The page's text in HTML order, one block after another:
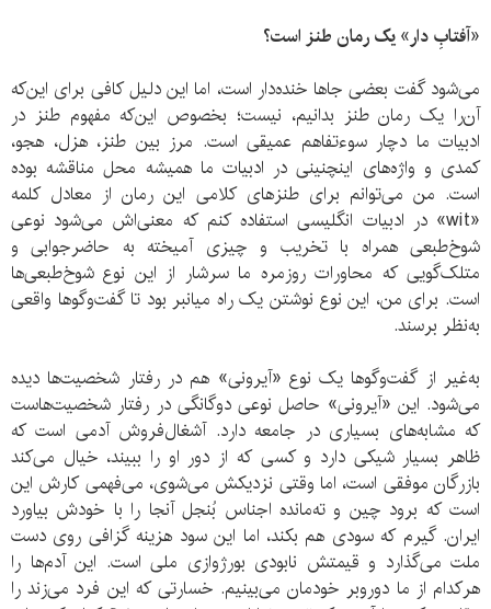
«آفتابِ دار» یک رمان طنز است؟
می‌شود گفت بعضی جاها خنده‌دار است، اما این دلیل کافی برای این‌که
آن‌را یک رمان طنز بدانیم، نیست؛ بخصوص این‌که مفهوم طنز در
ادبیات ما دچار سوءتفاهم عمیقی است. مرز بین طنز، هزل، هجو،
کمدی و واژه‌های اینچنینی در ادبیات ما همیشه محل مناقشه بوده
است. من می‌توانم برای طنزهای کلامی این رمان از معادل کلمه
«wit» در ادبیات انگلیسی استفاده کنم که معنی‌اش می‌شود نوعی
شوخ‌طبعی همراه با تخریب و چیزی آمیخته به حاضرجوابی و
متلک‌گویی که محاورات روزمره ما سرشار از این نوع شوخ‌طبعی‌ها
است. برای من، این نوع نوشتن یک راه میانبر بود تا گفت‌وگوها واقعی
به‌نظر برسند.
به‌غیر از گفت‌وگوها یک نوع «آیرونی» هم در رفتار شخصیت‌ها دیده
می‌شود. این «آیرونی» حاصل نوعی دوگانگی در رفتار شخصیت‌هاست
که مشابه‌های بسیاری در جامعه دارد. آشغال‌فروش آدمی است که
ظاهر بسیار شیکی دارد و کسی که از دور او را ببیند، خیال می‌کند
بازرگان موفقی است، اما وقتی نزدیکش می‌شوی، می‌فهمی کارش این
است که برود چین و ته‌مانده اجناس بُنجل آنجا را با خودش بیاورد
ایران. گیرم که سودی هم بکند، اما این سود هزینه گزافی روی دست
ملت می‌گذارد و قیمتش نابودی بورژوازی ملی است. این آدم‌ها را
هرکدام از ما دوروبر خودمان می‌بینیم. خسارتی که این فرد می‌زند را